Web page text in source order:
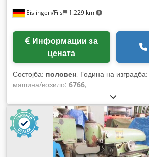
Eislingen/Fils 1.229 km
цената
Состојба: половен, Година на изградба:
машина/возило: 6766,